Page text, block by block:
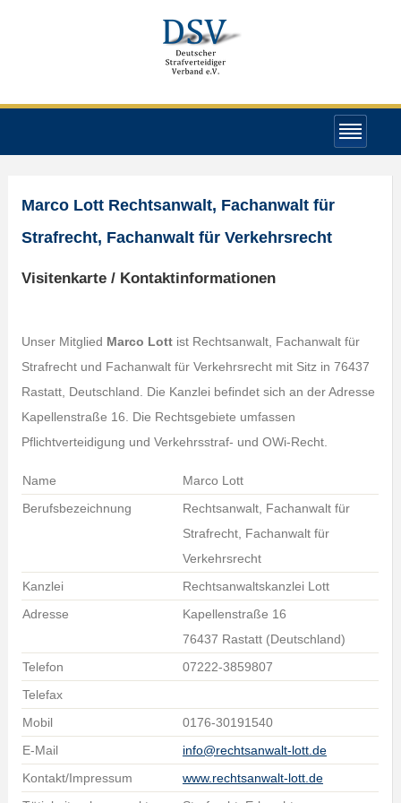
Marco Lott Rechtsanwalt, Fachanwalt für
Strafrecht, Fachanwalt für Verkehrsrecht
Visitenkarte / Kontaktinformationen
Unser Mitglied Marco Lottist Rechtsanwalt, Fachanwalt für
Strafrecht und Fachanwalt für Verkehrsrecht mit Sitz in 76437
Rastatt, Deutschland. Die Kanzlei befindet sich an der Adresse
Kapellenstraße 16. Die Rechtsgebiete umfassen
Pflichtverteidigung und Verkehrsstraf- und OWi-Recht.
Name
Marco Lott
Berufsbezeichnung
Rechtsanwalt, Fachanwalt für
Strafrecht, Fachanwalt für
Verkehrsrecht
Kanzlei
Rechtsanwaltskanzlei Lott
Adresse
Kapellenstraße 16
76437 Rastatt (Deutschland)
Telefon
07222-3859807
Telefax
Mobil
0176-30191540
E-Mail
info@rechtsanwalt-lott.de
Kontakt/Impressum
www.rechtsanwalt-lott.de